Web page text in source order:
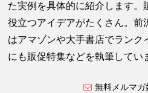
た実例を具体的に紹介します。
役立つアイデアがたくさん。前
はアマゾンや大手書店でランク
にも販促特集などを執筆してい
無料メルマガ